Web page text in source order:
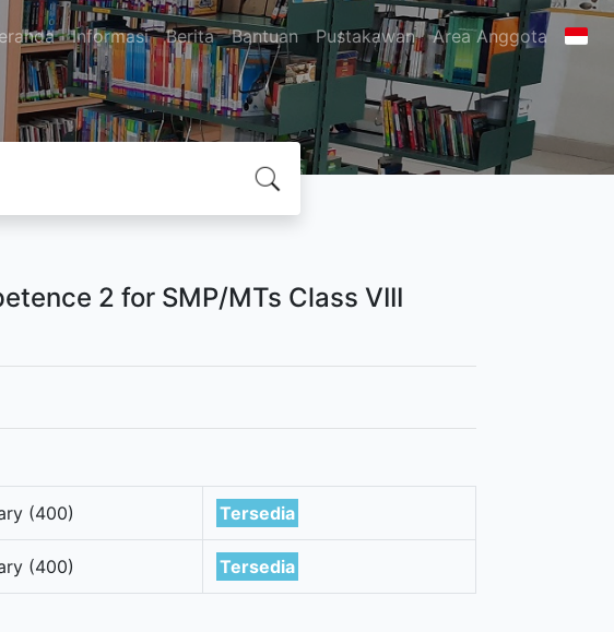
Informasi Berita Bantuan Pustakawan Area Anggota
2 for SMP/MTs Class VIII
(400) Tersedia
(400) Tersedia